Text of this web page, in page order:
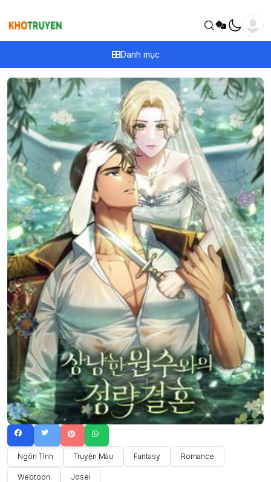
Danh mục
Ngôn Tình Truyện Màu Fantasy Romance
Webtoon Josei